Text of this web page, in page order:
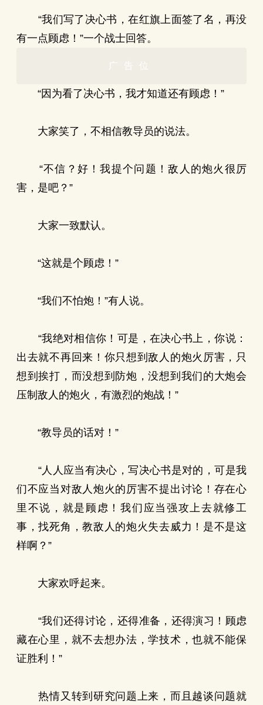
“我们写了决心书，在红旗上面签了名，再没
有一点顾虑！”一个战士回答。
广告位
“因为看了决心书，我才知道还有顾虑！”
大家笑了，不相信教导员的说法。
“不信？好！我提个问题！敌人的炮火很厉
害，是吧？”
大家一致默认。
“这就是个顾虑！”
“我们不怕炮！”有人说。
“我绝对相信你！可是，在决心书上，你说：
出去就不再回来！你只想到敌人的炮火厉害，只
想到挨打，而没想到防炮，没想到我们的大炮会
压制敌人的炮火，有激烈的炮战！”
“教导员的话对！”
“人人应当有决心，写决心书是对的，可是我
们不应当对敌人炮火的厉害不提出讨论！存在心
里不说，就是顾虑！我们应当强攻上去就修工
事，找死角，教敌人的炮火失去威力！是不是这
样啊？”
大家欢呼起来。
“我们还得讨论，还得准备，还得演习！顾虑
藏在心里，就不去想办法，学技术，也就不能保
证胜利！”
热情又转到研究问题上来，而且越谈问题就